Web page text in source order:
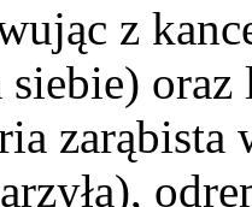
z
oraz